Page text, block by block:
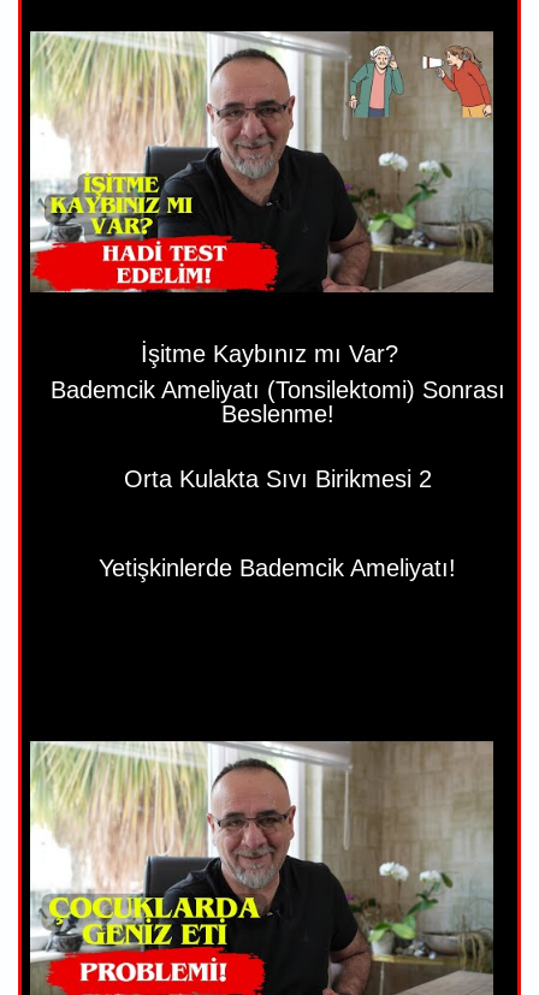
İşitme Kaybınız mı Var?
Bademcik Ameliyatı (Tonsilektomi) Sonrası
Beslenme!
Orta Kulakta Sıvı Birikmesi 2
Yetişkinlerde Bademcik Ameliyatı!